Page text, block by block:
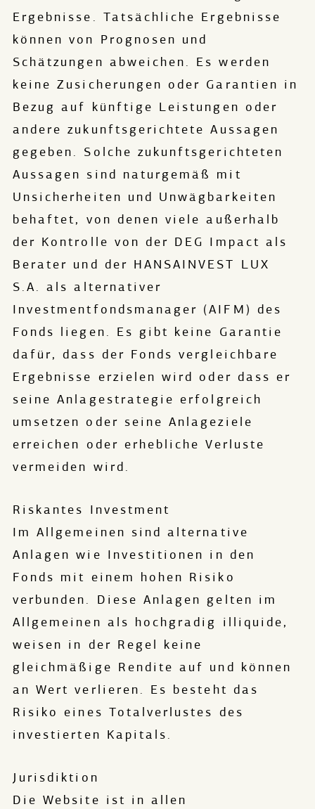
Ergebnisse. Tatsächliche Ergebnisse
können von Prognosen und
Schätzungen abweichen. Es werden
keine Zusicherungen oder Garantien in
Bezug auf künftige Leistungen oder
andere zukunftsgerichtete Aussagen
gegeben. Solche zukunftsgerichteten
Aussagen sind naturgemäß mit
Unsicherheiten und Unwägbarkeiten
behaftet, von denen viele außerhalb
der Kontrolle von der DEG Impact als
Berater und der HANSAINVEST LUX
S.A. als alternativer
Investmentfondsmanager (AIFM) des
Fonds liegen. Es gibt keine Garantie
dafür, dass der Fonds vergleichbare
Ergebnisse erzielen wird oder dass er
seine Anlagestrategie erfolgreich
umsetzen oder seine Anlageziele
erreichen oder erhebliche Verluste
vermeiden wird.
Riskantes Investment
Im Allgemeinen sind alternative
Anlagen wie Investitionen in den
Fonds mit einem hohen Risiko
verbunden. Diese Anlagen gelten im
Allgemeinen als hochgradig illiquide,
weisen in der Regel keine
gleichmäßige Rendite auf und können
an Wert verlieren. Es besteht das
Risiko eines Totalverlustes des
investierten Kapitals.
Jurisdiktion
Die Website ist in allen